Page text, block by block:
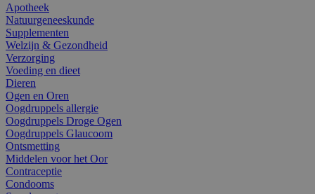
Apotheek
Natuurgeneeskunde
Supplementen
Welzijn & Gezondheid
Verzorging
Voeding en dieet
Dieren
Ogen en Oren
Oogdruppels allergie
Oogdruppels Droge Ogen
Oogdruppels Glaucoom
Ontsmetting
Middelen voor het Oor
Contraceptie
Condooms